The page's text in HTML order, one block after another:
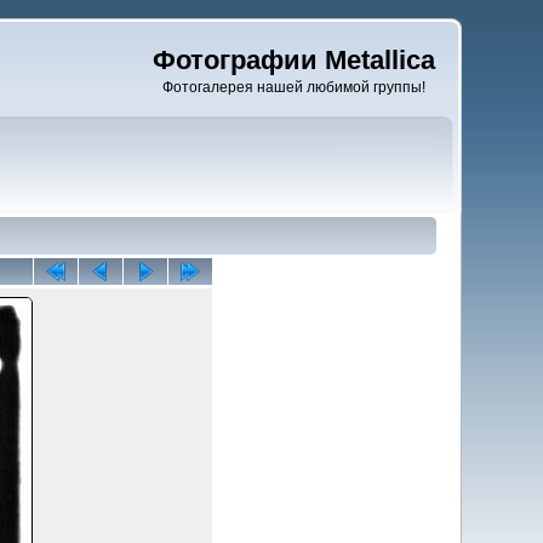
Фотографии Metallica
Фотогалерея нашей любимой группы!